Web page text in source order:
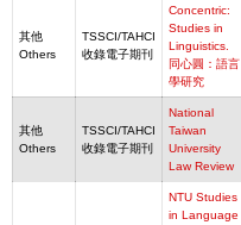
其他
Others
TSSCI/TAHCI
收錄電子期刊
Concentric:
Studies in
Linguistics.
同心圓：語言
學研究
其他
Others
TSSCI/TAHCI
收錄電子期刊
National
Taiwan
University
Law Review
NTU Studies
in Language